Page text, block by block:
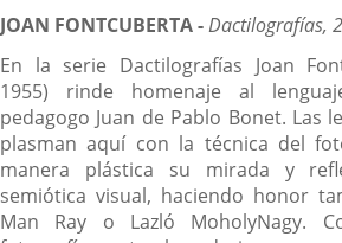
JOAN FONTCUBERTA -Dactilografías,
En la serie Dactilografías Joan
1955) rinde homenaje al
pedagogo Juan de Pablo Bonet. Las
plasman aquí con la técnica del
manera plástica su mirada y
semiótica visual, haciendo honor
Man Ray o Lazló MoholyNagy.